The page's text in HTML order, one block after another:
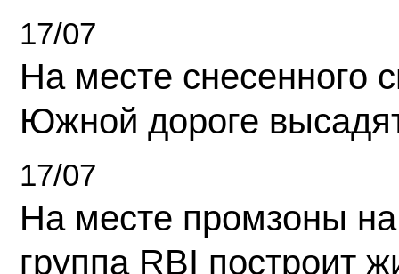
17/07
На месте снесенного
Южной дороге
17/07
На месте промзоны
группа RBI построит